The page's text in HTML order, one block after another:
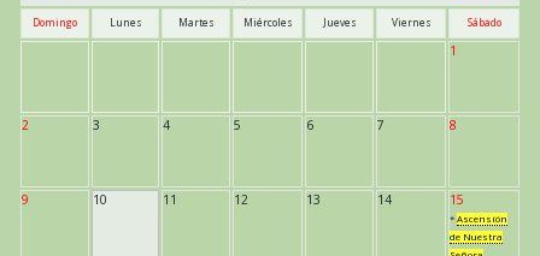
Domingo Lunes Martes Miércoles Jueves Viernes Sábado
1
2 3 4 5 6 7 8
9 10 11 12 13 14 15
* Ascensión
de Nuestra